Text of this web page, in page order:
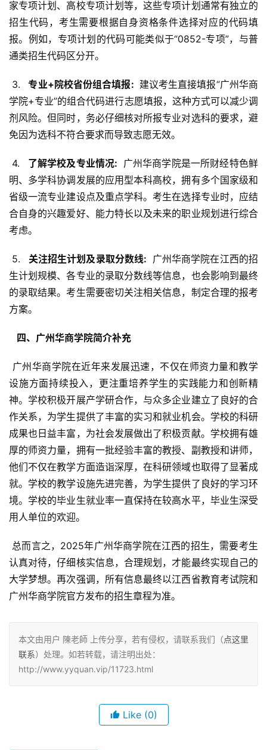
家专项计划、高校专项计划等，这些专项计划通常有独立的
招生代码，考生需要根据自身资格条件选择对应的代码填
报。例如，专项计划的代码可能类似于“0852-专项”，与普
通类招生代码区分开。
3.
  专业+院校省份组合填报:
建议考生直接填报“广州华商
学院+专业”的组合代码进行志愿填报，这种方式可以减少调
剂风险。但同时，务必仔细核对所报专业对选科的要求，避
免因为选科不符合要求而导致志愿无效。
4.
  了解学校及专业情况:
广州华商学院是一所财经特色鲜
明、多学科协调发展的应用型本科高校，拥有多个国家级和
省级一流专业建设点及重点学科。考生在选择专业时，应结
合自身的兴趣爱好、能力特长以及未来的职业规划进行综合
考虑。
5.
  关注招生计划及录取分数线:
广州华商学院在江西的招
生计划规模、各专业的录取分数线等信息，也会影响到最终
的录取结果。考生需要密切关注相关信息，制定合理的报考
方案。
  四、广州华商学院简介补充
设施方面持续投入，更注重培养学生的实践能力和创新精
神。学校积极开展产学研合作，与众多企业建立了良好的合
作关系，为学生提供了丰富的实习和就业机会。学校的科研
成果也日益丰富，为社会发展做出了积极贡献。学校拥有雄
厚的师资力量，拥有一批经验丰富的教授、副教授和讲师，
他们不仅在教学方面造诣深厚，在科研领域也取得了显著成
就。学校的教学设施先进完善，为学生提供了良好的学习环
境。学校的毕业生就业率一直保持在较高水平，毕业生深受
用人单位的欢迎。
认真对待，仔细核实信息，合理规划，才能最终实现自己的
大学梦想。再次强调，所有信息最终以江西省教育考试院和
广州华商学院官方发布的招生章程为准。
本文由用户 陳老師 上传分享，若有侵权，请联系我们（点这里
联系）处理。如若转载，请注明出处：
http://www.yyquan.vip/11723.html
Like (0)